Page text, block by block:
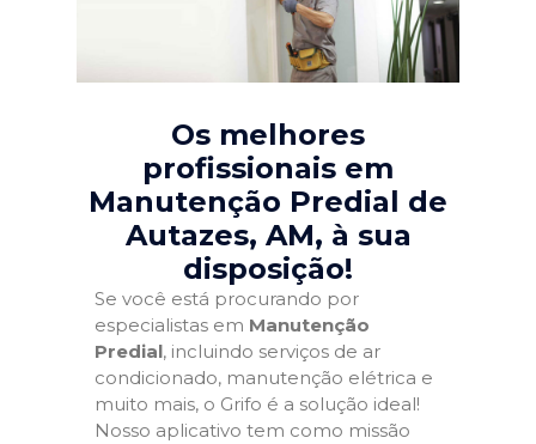
Os melhores
profissionais em
Manutenção Predial de
Autazes, AM, à sua
disposição!
Se você está procurando por
especialistas em Manutenção
Predial, incluindo serviços de ar
condicionado, manutenção elétrica e
muito mais, o Grifo é a solução ideal!
Nosso aplicativo tem como missão